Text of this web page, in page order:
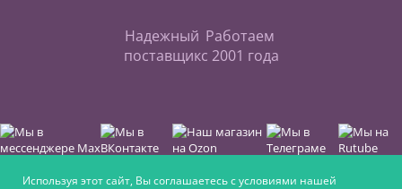
Надежный
поставщик
Работаем
с 2001 года
Используя этот сайт, Вы соглашаетесь с условиями нашей